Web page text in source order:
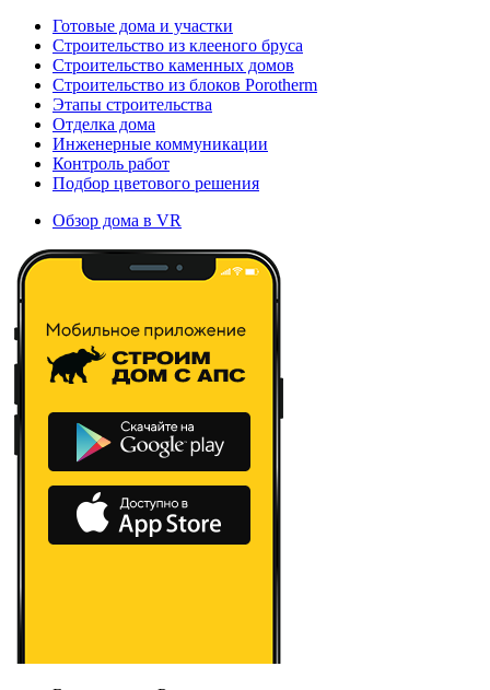
Готовые дома и участки
Строительство из клееного бруса
Строительство каменных домов
Строительство из блоков Porotherm
Этапы строительства
Отделка дома
Инженерные коммуникации
Контроль работ
Подбор цветового решения
Обзор дома в VR